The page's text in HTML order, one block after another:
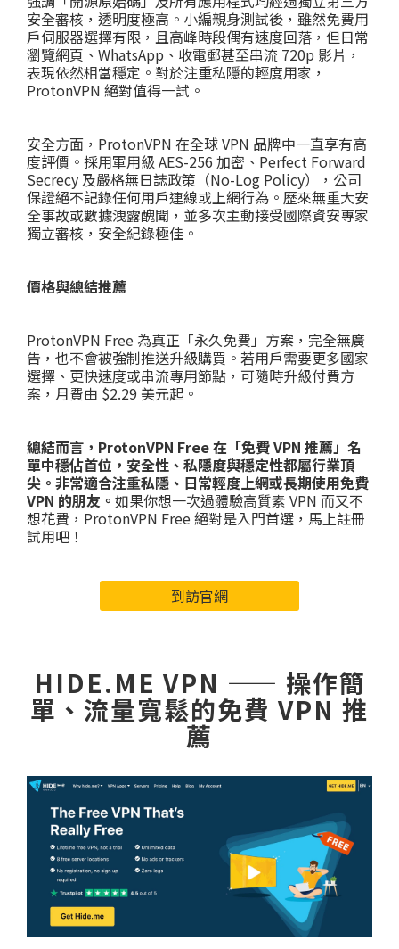
安全審核，透明度極高。小編親身測試後，雖然免費用
戶伺服器選擇有限，且高峰時段偶有速度回落，但日常
瀏覽網頁、WhatsApp、收電郵甚至串流 720p 影片，
表現依然相當穩定。對於注重私隱的輕度用家，
ProtonVPN 絕對值得一試。
安全方面，ProtonVPN 在全球 VPN 品牌中一直享有高
度評價。採用軍用級 AES-256 加密、Perfect Forward
Secrecy 及嚴格無日誌政策（No-Log Policy），公司
保證絕不記錄任何用戶連線或上網行為。歷來無重大安
全事故或數據洩露醜聞，並多次主動接受國際資安專家
獨立審核，安全紀錄極佳。
價格與總結推薦
ProtonVPN Free 為真正「永久免費」方案，完全無廣
告，也不會被強制推送升級購買。若用戶需要更多國家
選擇、更快速度或串流專用節點，可隨時升級付費方
案，月費由 $2.29 美元起。
總結而言，ProtonVPN Free 在「免費 VPN 推薦」名
單中穩佔首位，安全性、私隱度與穩定性都屬行業頂
尖。非常適合注重私隱、日常輕度上網或長期使用免費
VPN 的朋友。 如果你想一次過體驗高質素 VPN 而又不
想花費，ProtonVPN Free 絕對是入門首選，馬上註冊
試用吧！
到訪官網
HIDE.ME VPN —— 操作簡
單、流量寬鬆的免費 VPN 推
薦